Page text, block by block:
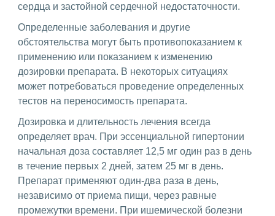
сердца и застойной сердечной недостаточности.
Определенные заболевания и другие
обстоятельства могут быть противопоказанием к
применению или показанием к изменению
дозировки препарата. В некоторых ситуациях
может потребоваться проведение определенных
тестов на переносимость препарата.
Дозировка и длительность лечения всегда
определяет врач. При эссенциальной гипертонии
начальная доза составляет 12,5 мг один раз в день
в течение первых 2 дней, затем 25 мг в день.
Препарат применяют один-два раза в день,
независимо от приема пищи, через равные
промежутки времени. При ишемической болезни